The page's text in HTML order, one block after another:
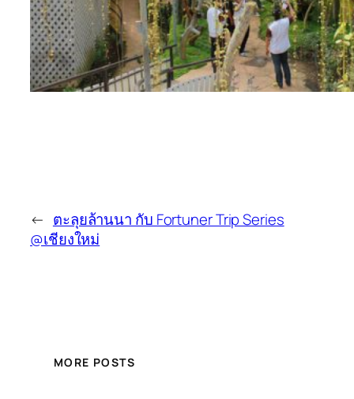
← ตะลุยล้านนา กับ Fortuner Trip Series
@เชียงใหม่
MORE POSTS